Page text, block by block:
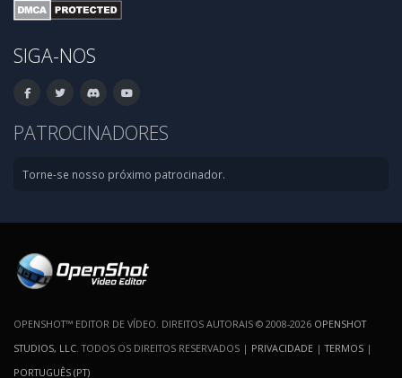
SIGA-NOS
PATROCINADORES
Torne-se nosso próximo patrocinador.
OPENSHOT™ EDITOR DE VÍDEO. DIREITOS AUTORAIS © 2008-2026 OPENSHOT
STUDIOS, LLC . TODOS OS DIREITOS RESERVADOS | PRIVACIDADE |TERMOS |
PORTUGUÊS (PT)